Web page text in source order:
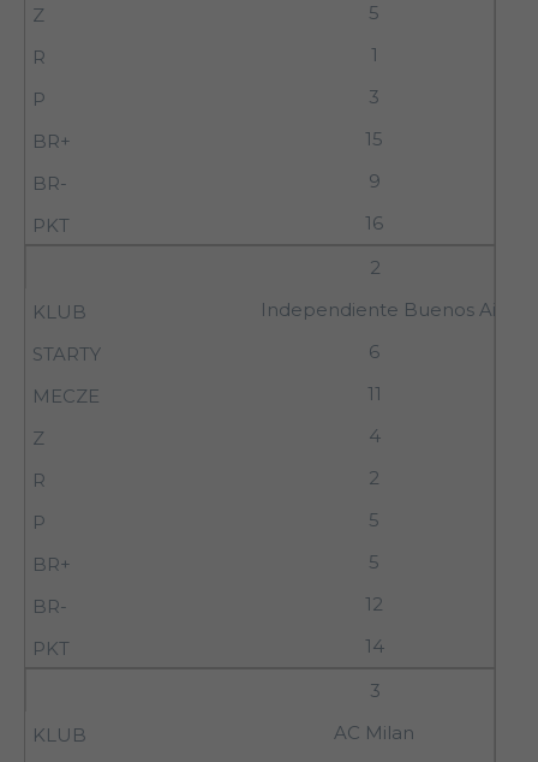
5
1
3
15
9
16
2
Independiente Buenos Aires
6
11
4
2
5
5
12
14
3
AC Milan